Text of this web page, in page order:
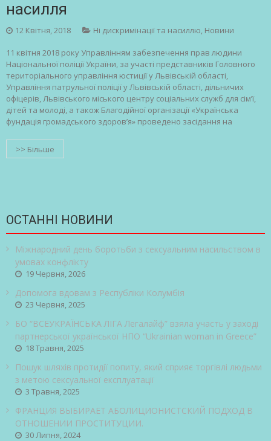
насилля
12 Квітня, 2018 Ні дискримінації та насиллю, Новини
11 квітня 2018 року Управлінням забезпечення прав людини
Національної поліції України, за участі представників Головного
територіального управління юстиції у Львівській області,
Управління патрульної поліції у Львівській області, дільничих
офіцерів, Львівського міського центру соціальних служб для сім’ї,
дітей та молоді, а також Благодійної організації «Українська
фундація громадського здоров’я» проведено засідання на
>> Більше
ОСТАННІ НОВИНИ
Міжнародний день боротьби з сексуальним насильством в
умовах конфлікту
19 Червня, 2026
Допомога вдовам з Республіки Колумбія
23 Червня, 2025
БО “ВСЕУКРАЇНСЬКА ЛІГА Легалайф” взяла участь у заході
партнерської української НПО “Ukrainian woman in Greece”
18 Травня, 2025
Пошук шляхів протидії попиту, який сприяє торгівлі людьми
з метою сексуальної експлуатації
3 Травня, 2025
ФРАНЦИЯ ВЫБИРАЕТ АБОЛИЦИОНИСТСКИЙ ПОДХОД В
ОТНОШЕНИИ ПРОСТИТУЦИИ.
30 Липня, 2024